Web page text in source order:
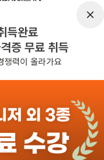
자리 확인하기
득완료
증 무료 취득
쟁력이 올라가요